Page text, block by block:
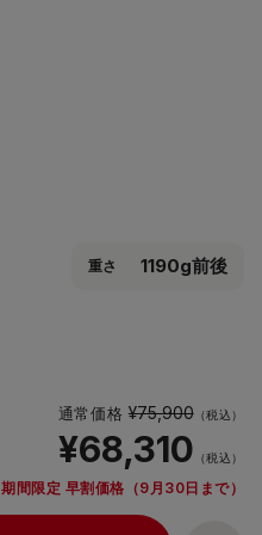
重さ 1190g前後
通常価格¥75,900（税込）
¥68,310 （税込）
期間限定 早割価格（9月30日まで）